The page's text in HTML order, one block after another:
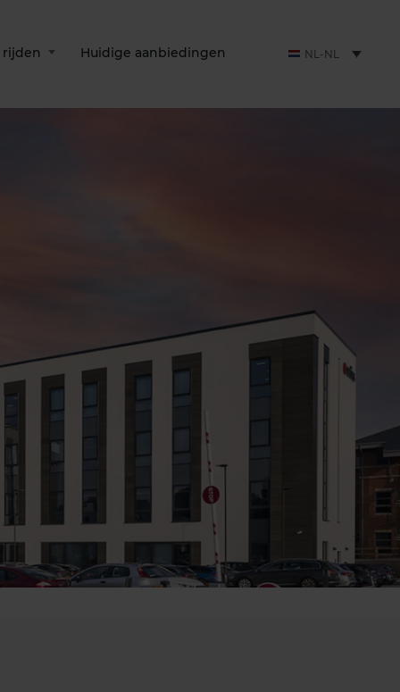
rijden Huidige aanbiedingen NL-NL